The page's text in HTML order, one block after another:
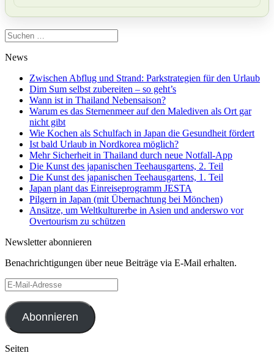
Suchen
nach:
News
Zwischen Abflug und Strand: Parkstrategien für den Urlaub
Dim Sum selbst zubereiten – so geht’s
Wann ist in Thailand Nebensaison?
Warum es das Sternenmeer auf den Malediven als Ort gar
nicht gibt
Wie Kochen als Schulfach in Japan die Gesundheit fördert
Ist bald Urlaub in Nordkorea möglich?
Mehr Sicherheit in Thailand durch neue Notfall-App
Die Kunst des japanischen Teehausgartens, 2. Teil
Die Kunst des japanischen Teehausgartens, 1. Teil
Japan plant das Einreiseprogramm JESTA
Pilgern in Japan (mit Übernachtung bei Mönchen)
Ansätze, um Weltkulturerbe in Asien und anderswo vor
Overtourism zu schützen
Newsletter abonnieren
Benachrichtigungen über neue Beiträge via E-Mail erhalten.
E-
Mail-
Adresse
Abonnieren
Seiten